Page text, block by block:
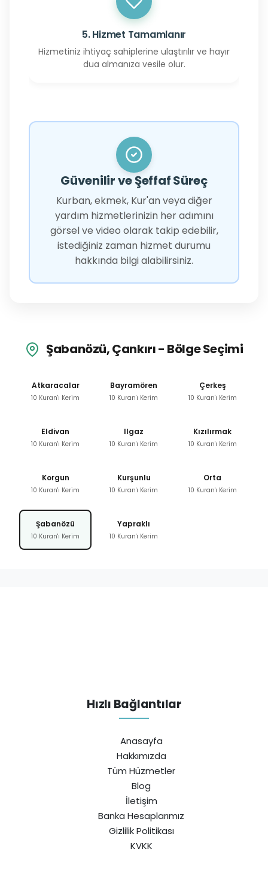
5. Hizmet Tamamlanır
Hizmetiniz ihtiyaç sahiplerine ulaştırılır ve hayır
dua almanıza vesile olur.
Güvenilir ve Şeffaf Süreç
Kurban, ekmek, Kur'an veya diğer
yardım hizmetlerinizin her adımını
görsel ve video olarak takip edebilir,
istediğiniz zaman hizmet durumu
hakkında bilgi alabilirsiniz.
Şabanözü, Çankırı - Bölge Seçimi
Atkaracalar
10 Kuran'ı Kerim
Bayramören
10 Kuran'ı Kerim
Çerkeş
10 Kuran'ı Kerim
Eldivan
10 Kuran'ı Kerim
Ilgaz
10 Kuran'ı Kerim
Kızılırmak
10 Kuran'ı Kerim
Korgun
10 Kuran'ı Kerim
Kurşunlu
10 Kuran'ı Kerim
Orta
10 Kuran'ı Kerim
Şabanözü
10 Kuran'ı Kerim
Yapraklı
10 Kuran'ı Kerim
Hızlı Bağlantılar
Anasayfa
Hakkımızda
Tüm Hüzmetler
Blog
İletişim
Banka Hesaplarımız
Gizlilik Politikası
KVKK